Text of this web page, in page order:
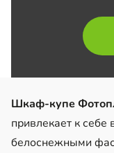
Шкаф-купе
привлекает к себе
белоснежными